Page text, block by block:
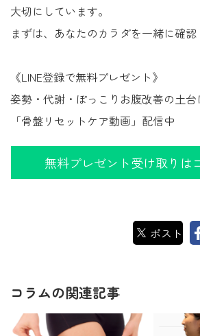
大切にしています。
まずは、あなたのカラダを一緒に確認
《LINE登録で無料プレゼント》
姿勢・代謝・ぽっこりお腹改善の土台
「骨盤リセットケア動画」配信中
無料プレゼント受け取りは
ポスト
コラムの関連記事